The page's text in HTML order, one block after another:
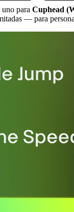
para Cuphead
— para